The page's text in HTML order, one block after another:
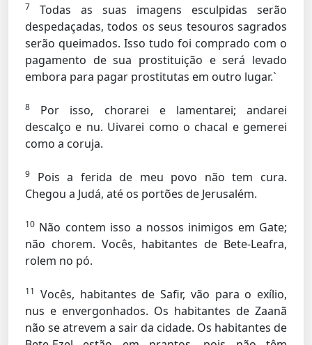
7
Todas as suas imagens esculpidas serão
despedaçadas, todos os seus tesouros sagrados
serão queimados. Isso tudo foi comprado com o
pagamento de sua prostituição e será levado
embora para pagar prostitutas em outro lugar.`
8
Por isso, chorarei e lamentarei; andarei
descalço e nu. Uivarei como o chacal e gemerei
como a coruja.
9
Pois a ferida de meu povo não tem cura.
Chegou a Judá, até os portões de Jerusalém.
10 Não contem isso a nossos inimigos em Gate;
não chorem. Vocês, habitantes de Bete-Leafra,
rolem no pó.
11 Vocês, habitantes de Safir, vão para o exílio,
nus e envergonhados. Os habitantes de Zaanã
não se atrevem a sair da cidade. Os habitantes de